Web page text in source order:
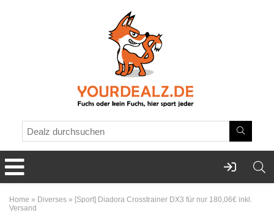
Home » Diverses » [Sport] Diadora Crosstrainer DX3 für nur 180,06€ inkl.
Versand